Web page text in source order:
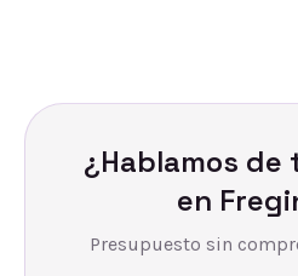
¿Hablamos
en
Presupuesto sin